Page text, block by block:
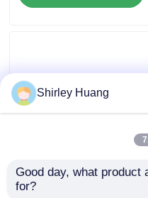
Kontakt mit uns
Rechtssachen
Bitte um ein Angebot
Verdrahtete
Ergonomische Dual-
Mode-Tastatur mit
Shirley Huang
Good day, what product
for?